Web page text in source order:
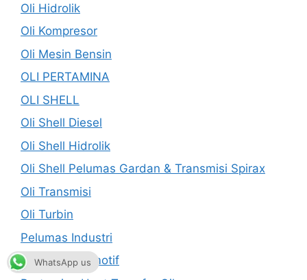
Oli Hidrolik
Oli Kompresor
Oli Mesin Bensin
OLI PERTAMINA
OLI SHELL
Oli Shell Diesel
Oli Shell Hidrolik
Oli Shell Pelumas Gardan & Transmisi Spirax
Oli Transmisi
Oli Turbin
Pelumas Industri
Pelumas Otomotif
WhatsApp us